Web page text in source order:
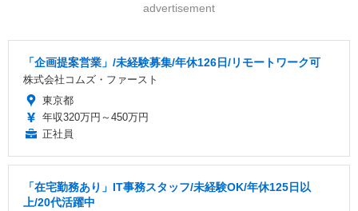
advertisement
「企画提案営業」/未経験募集/年休126日/リモートワーク可
株式会社コムズ・ファースト
東京都
年収320万円～450万円
正社員
「在宅勤務あり」IT事務スタッフ/未経験OK/年休125日以
上/20代活躍中